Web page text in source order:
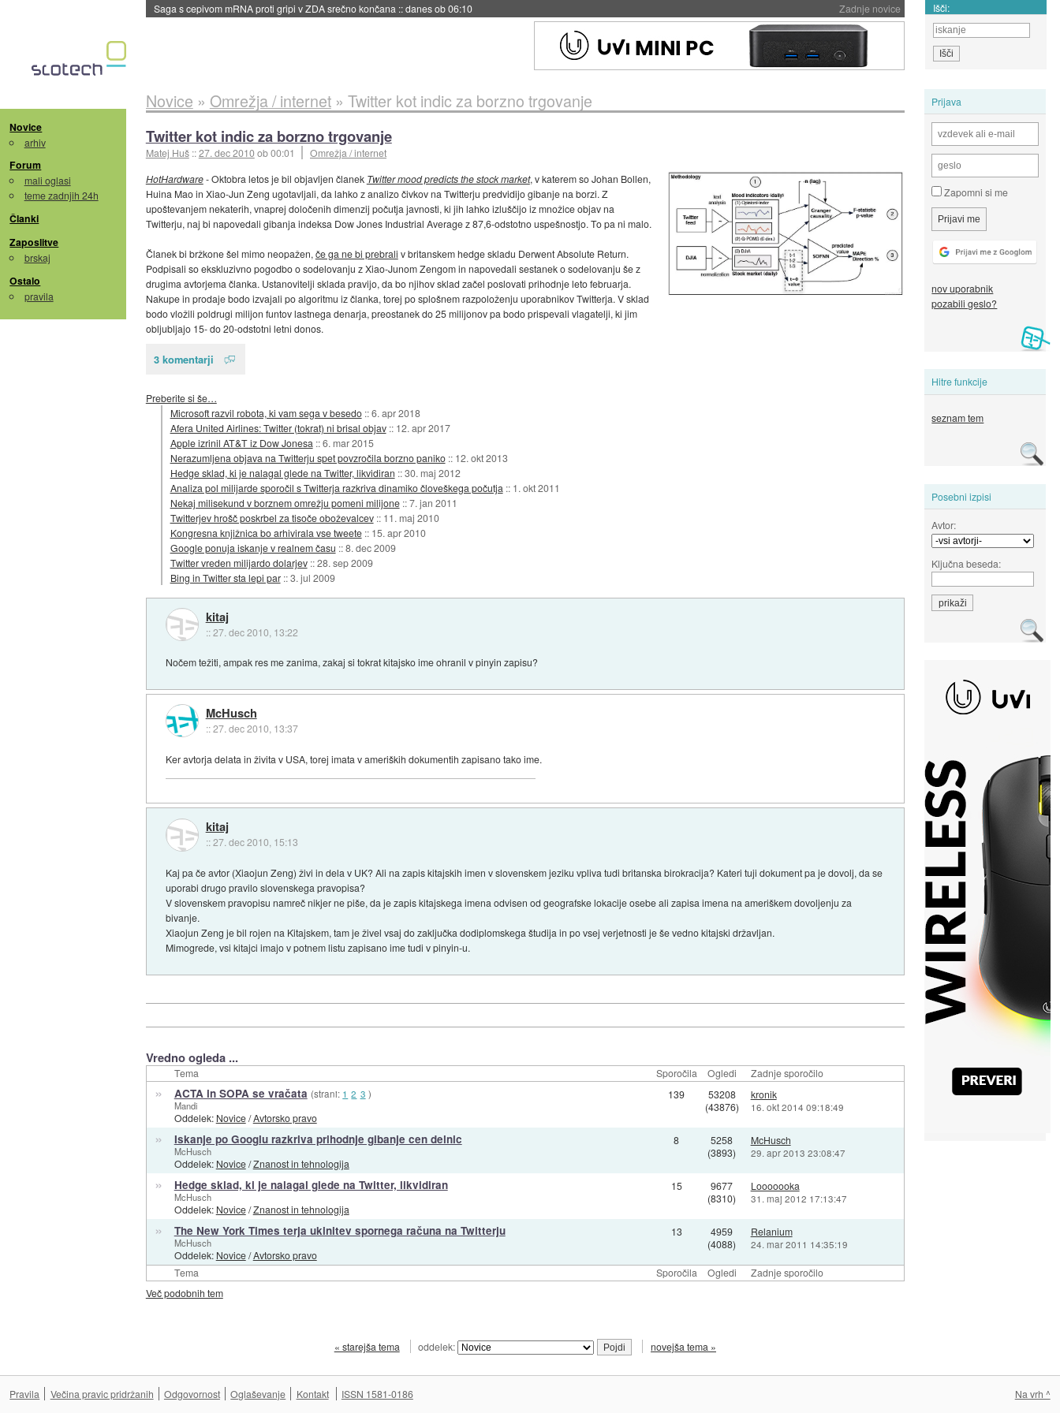
Zadnje novice
Saga s cepivom mRNA proti gripi v ZDA srečno končana ::danes ob 06:10 Išči:
Novice
arhiv
Forum
mali oglasi
teme zadnjih 24h
Članki
Zaposlitve
brskaj
Ostalo
pravila
Prijava
Zapomni si me
nov uporabnik
pozabili geslo?
Hitre funkcije
seznam tem
Posebni izpisi
Avtor:
Ključna beseda:
Novice » Omrežja / internet» Twitter kot indic za borzno trgovanje
Twitter kot indic za borzno trgovanje
Matej Huš ::27. dec 2010ob 00:01
Omrežja / internet
HotHardware- Oktobra letos je bil objavljen članek Twitter mood predicts the stock market, v katerem so Johan Bollen,
Huina Mao in Xiao-Jun Zeng ugotavljali, da lahko z analizo čivkov na Twitterju predvidijo gibanje na borzi. Z
upoštevanjem nekaterih, vnaprej določenih dimenzij počutja javnosti, ki jih lahko izluščijo iz množice objav na
Twitterju, naj bi napovedali gibanja indeksa Dow Jones Industrial Average z 87,6-odstotno uspešnostjo. To pa ni malo.
Članek bi bržkone šel mimo neopažen, če ga ne bi prebrali v britanskem hedge skladu Derwent Absolute Return.
Podpisali so ekskluzivno pogodbo o sodelovanju z Xiao-Junom Zengom in napovedali sestanek o sodelovanju še z
drugima avtorjema članka. Ustanovitelji sklada pravijo, da bo njihov sklad začel poslovati prihodnje leto februarja.
Nakupe in prodaje bodo izvajali po algoritmu iz članka, torej po splošnem razpoloženju uporabnikov Twitterja. V sklad
bodo vložili poldrugi milijon funtov lastnega denarja, preostanek do 25 milijonov pa bodo prispevali vlagatelji, ki jim
obljubljajo 15- do 20-odstotni letni donos.
3 komentarji
Preberite si še…
Microsoft razvil robota, ki vam sega v besedo ::6. apr 2018
Afera United Airlines: Twitter (tokrat) ni brisal objav :: 12. apr 2017
Apple izrinil AT&T iz Dow Jonesa ::6. mar 2015
Nerazumljena objava na Twitterju spet povzročila borzno paniko :: 12. okt 2013
Hedge sklad, ki je nalagal glede na Twitter, likvidiran ::30. maj 2012
Analiza pol milijarde sporočil s Twitterja razkriva dinamiko človeškega počutja :: 1. okt 2011
Nekaj milisekund v borznem omrežju pomeni milijone ::7. jan 2011
Twitterjev hrošč poskrbel za tisoče oboževalcev :: 11. maj 2010
Kongresna knjižnica bo arhivirala vse tweete :: 15. apr 2010
Google ponuja iskanje v realnem času ::8. dec 2009
Twitter vreden milijardo dolarjev ::28. sep 2009
Bing in Twitter sta lepi par ::3. jul 2009
kitaj
::27. dec 2010, 13:22
Nočem težiti, ampak res me zanima, zakaj si tokrat kitajsko ime ohranil v pinyin zapisu?
McHusch
::27. dec 2010, 13:37
Ker avtorja delata in živita v USA, torej imata v ameriških dokumentih zapisano tako ime.
kitaj
::27. dec 2010, 15:13
Kaj pa če avtor (Xiaojun Zeng) živi in dela v UK? Ali na zapis kitajskih imen v slovenskem jeziku vpliva tudi britanska birokracija? Kateri tuji dokument pa je dovolj, da se
uporabi drugo pravilo slovenskega pravopisa?
V slovenskem pravopisu namreč nikjer ne piše, da je zapis kitajskega imena odvisen od geografske lokacije osebe ali zapisa imena na ameriškem dovoljenju za
bivanje.
Xiaojun Zeng je bil rojen na Kitajskem, tam je živel vsaj do zaključka dodiplomskega študija in po vsej verjetnosti je še vedno kitajski državljan.
Mimogrede, vsi kitajci imajo v potnem listu zapisano ime tudi v pinyin-u.
Vredno ogleda ...
Tema Sporočila Ogledi Zadnje sporočilo
Tema Sporočila Ogledi Zadnje sporočilo
» ACTA in SOPA se vračata (strani: 1 2 3 )
Mandi
Oddelek: Novice/Avtorsko pravo
139
53208
(43876)
kronik
16. okt 2014 09:18:49
» Iskanje po Googlu razkriva prihodnje gibanje cen delnic
McHusch
Oddelek: Novice/Znanost in tehnologija
8
5258
(3893)
McHusch
29. apr 2013 23:08:47
» Hedge sklad, ki je nalagal glede na Twitter, likvidiran
McHusch
Oddelek: Novice/Znanost in tehnologija
15
9677
(8310)
Looooooka
31. maj 2012 17:13:47
» The New York Times terja ukinitev spornega računa na Twitterju
McHusch
Oddelek: Novice/Avtorsko pravo
13
4959
(4088)
Relanium
24. mar 2011 14:35:19
Več podobnih tem
« starejša tema oddelek: novejša tema »
Na vrh ^
Pravila Večina pravic pridržanih Odgovornost Oglaševanje Kontakt ISSN 1581-0186